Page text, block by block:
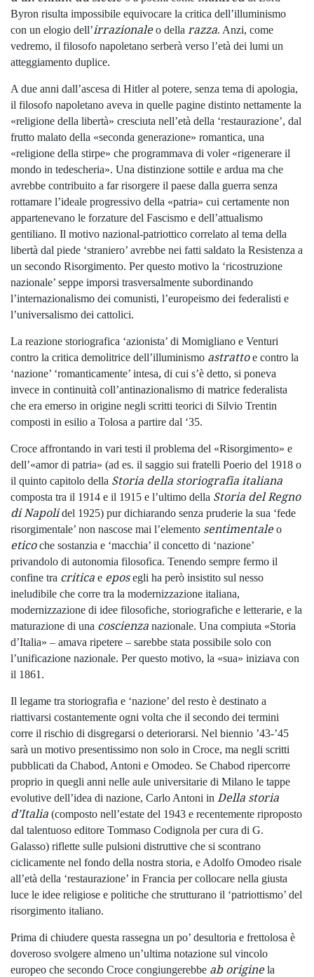
Byron risulta impossibile equivocare la critica dell’illuminismo
con un elogio dell’irrazionaleo della razza. Anzi, come
vedremo, il filosofo napoletano serberà verso l’età dei lumi un
atteggiamento duplice.
A due anni dall’ascesa di Hitler al potere, senza tema di apologia,
il filosofo napoletano aveva in quelle pagine distinto nettamente la
«religione della libertà» cresciuta nell’età della ‘restaurazione’, dal
frutto malato della «seconda generazione» romantica, una
«religione della stirpe» che programmava di voler «rigenerare il
mondo in tedescheria». Una distinzione sottile e ardua ma che
avrebbe contribuito a far risorgere il paese dalla guerra senza
rottamare l’ideale progressivo della «patria» cui certamente non
appartenevano le forzature del Fascismo e dell’attualismo
gentiliano. Il motivo nazional-patriottico correlato al tema della
libertà dal piede ‘straniero’ avrebbe nei fatti saldato la Resistenza a
un secondo Risorgimento. Per questo motivo la ‘ricostruzione
nazionale’ seppe imporsi trasversalmente subordinando
l’internazionalismo dei comunisti, l’europeismo dei federalisti e
l’universalismo dei cattolici.
La reazione storiografica ‘azionista’ di Momigliano e Venturi
contro la critica demolitrice dell’illuminismo astrattoe contro la
‘nazione’ ‘romanticamente’ intesa, di cui s’è detto, si poneva
invece in continuità coll’antinazionalismo di matrice federalista
che era emerso in origine negli scritti teorici di Silvio Trentin
composti in esilio a Tolosa a partire dal ‘35.
Croce affrontando in vari testi il problema del «Risorgimento» e
dell’«amor di patria» (ad es. il saggio sui fratelli Poerio del 1918 o
il quinto capitolo della Storia della storiografia italiana
composta tra il 1914 e il 1915 e l’ultimo della Storia del Regno
di Napolidel 1925) pur dichiarando senza pruderie la sua ‘fede
risorgimentale’ non nascose mai l’elemento sentimentaleo
eticoche sostanzia e ‘macchia’ il concetto di ‘nazione’
privandolo di autonomia filosofica. Tenendo sempre fermo il
confine tra critica e eposegli ha però insistito sul nesso
ineludibile che corre tra la modernizzazione italiana,
modernizzazione di idee filosofiche, storiografiche e letterarie, e la
maturazione di una coscienza nazionale. Una compiuta «Storia
d’Italia» – amava ripetere – sarebbe stata possibile solo con
l’unificazione nazionale. Per questo motivo, la «sua» iniziava con
il 1861.
Il legame tra storiografia e ‘nazione’ del resto è destinato a
riattivarsi costantemente ogni volta che il secondo dei termini
corre il rischio di disgregarsi o deteriorarsi. Nel biennio ’43-’45
sarà un motivo presentissimo non solo in Croce, ma negli scritti
pubblicati da Chabod, Antoni e Omodeo. Se Chabod ripercorre
proprio in quegli anni nelle aule universitarie di Milano le tappe
evolutive dell’idea di nazione, Carlo Antoni in Della storia
d’Italia (composto nell’estate del 1943 e recentemente riproposto
dal talentuoso editore Tommaso Codignola per cura di G.
Galasso) riflette sulle pulsioni distruttive che si scontrano
ciclicamente nel fondo della nostra storia, e Adolfo Omodeo risale
all’età della ‘restaurazione’ in Francia per collocare nella giusta
luce le idee religiose e politiche che strutturano il ‘patriottismo’ del
risorgimento italiano.
Prima di chiudere questa rassegna un po’ desultoria e frettolosa è
doveroso svolgere almeno un’ultima notazione sul vincolo
europeo che secondo Croce congiungerebbe ab originela